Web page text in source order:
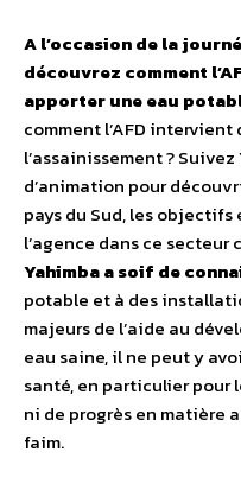
A l’occasion de la
découvrez comment
apporter une eau
comment l’AFD intervient
l’assainissement ?
d’animation pour
pays du Sud, les
l’agence dans ce
Yahimba a soif de
potable et à des
majeurs de l’aide au
eau saine, il ne peut y
santé, en particulier pour
ni de progrès en matière
faim.